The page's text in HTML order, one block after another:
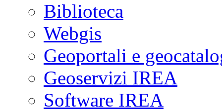
Biblioteca
Webgis
Geoportali e
Geoservizi IREA
Software IREA